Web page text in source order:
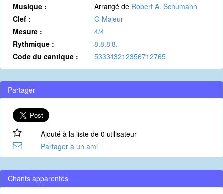
Musique :
Arrangé de Robert A. Schumann
Clef :
G Majeur
Mesure :
4/4
Rythmique :
8.8.8.8.
Code du cantique :
533343212356712765
Partager
Ajouté à la liste de 0 utilisateur
Partager à un ami
Chants apparentés